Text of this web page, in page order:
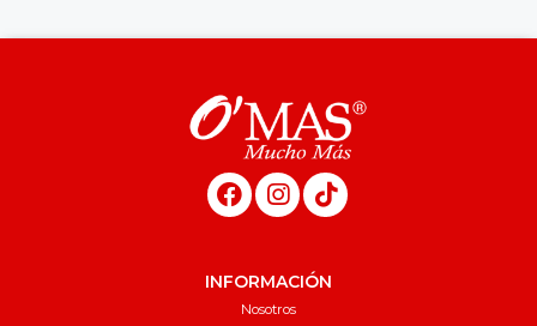
INFORMACIÓN
Nosotros